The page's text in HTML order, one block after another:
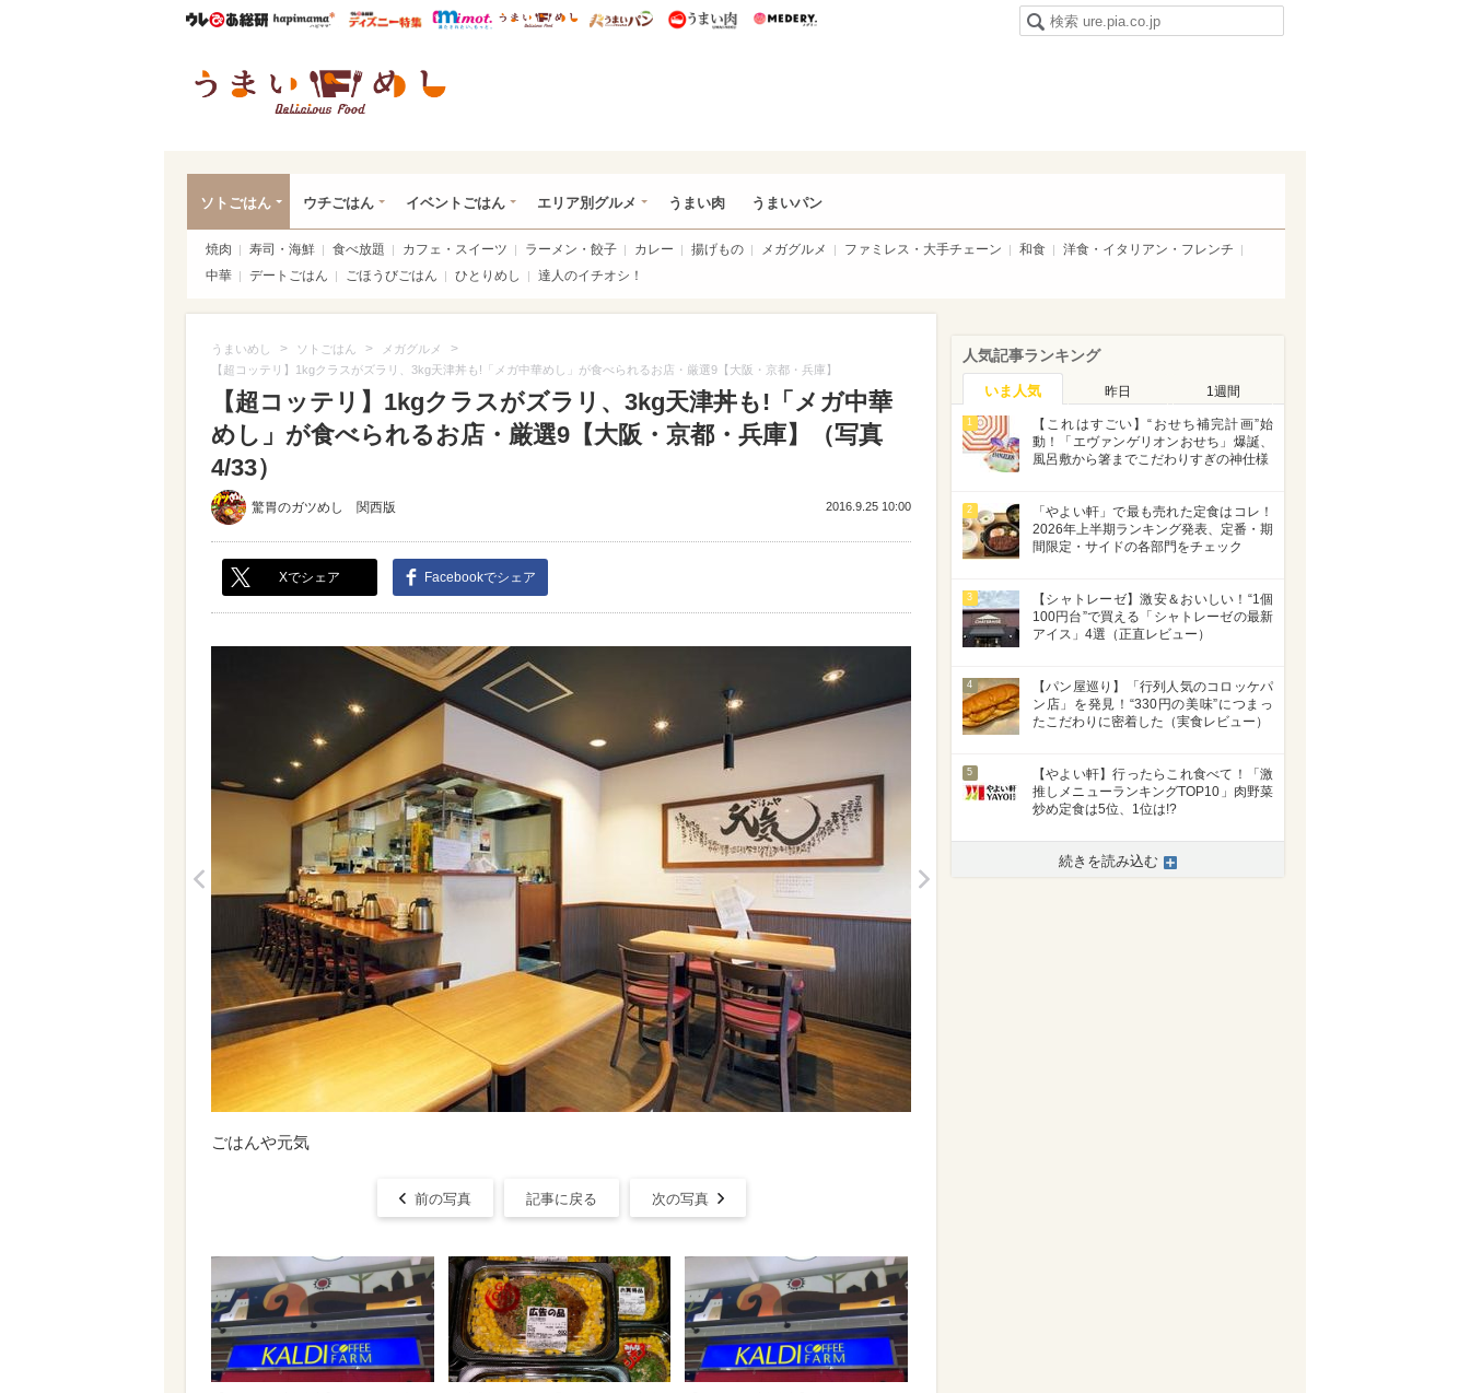
ウレぴあ総研ハピママ* ウレぴあ総研 ディズニー特集
mimot. うまいめし うまいパン うまい肉
ソトごはん ウチごはん イベントごはん エリア別グルメ うまい肉 うまいパン
焼肉 寿司・海鮮 食べ放題 カフェ・スイーツ ラーメン・餃子 カレー 揚げもの メガグルメ ファミレス・大手チェーン 和食
洋食・イタリアン・フレンチ
中華
デートごはん ごほうびごはん ひとりめし 達人のイチオシ！
うまいめし > ソトごはん > メガグルメ >
【超コッテリ】1kgクラスがズラリ、3kg天津丼も!「メガ中華めし」が食べられるお店・厳選9【大阪・京都・兵庫】
【超コッテリ】1kgクラスがズラリ、3kg天津丼も!「メガ中華
めし」が食べられるお店・厳選9【大阪・京都・兵庫】（写真
4/33）
驚胃のガツめし 関西版 2016.9.25 10:00
Xでシェア Facebookでシェア
ごはんや元気
前の写真 記事に戻る 次の写真
人気記事ランキング
いま人気 昨日 1週間
1
【これはすごい】“おせち補完計画”始
動！「エヴァンゲリオンおせち」爆誕、
風呂敷から箸までこだわりすぎの神仕様
2
「やよい軒」で最も売れた定食はコレ！
2026年上半期ランキング発表、定番・期
間限定・サイドの各部門をチェック
3
【シャトレーゼ】激安＆おいしい！“1個
100円台”で買える「シャトレーゼの最新
アイス」4選（正直レビュー）
4
【パン屋巡り】「行列人気のコロッケパ
ン店」を発見！“330円の美味”につまっ
たこだわりに密着した（実食レビュー）
5
【やよい軒】行ったらこれ食べて！「激
推しメニューランキングTOP10」肉野菜
炒め定食は5位、1位は!?
続きを読み込む